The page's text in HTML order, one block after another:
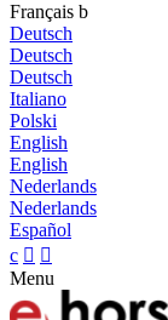
Français b
Deutsch
Deutsch
Deutsch
Italiano
Polski
English
English
Nederlands
Nederlands
Español
c  
Menu